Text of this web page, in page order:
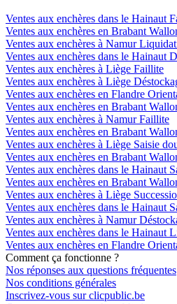
Ventes aux enchères dans le Hainaut
Ventes aux enchères en Brabant
Ventes aux enchères à Namur
Ventes aux enchères dans le Hainaut
Ventes aux enchères à Liège Faillite
Ventes aux enchères à Liège
Ventes aux enchères en Flandre
Ventes aux enchères en Brabant
Ventes aux enchères à Namur Faillite
Ventes aux enchères en Brabant
Ventes aux enchères à Liège Saisie
Ventes aux enchères en Brabant
Ventes aux enchères dans le Hainaut
Ventes aux enchères en Brabant
Ventes aux enchères à Liège
Ventes aux enchères dans le Hainaut
Ventes aux enchères à Namur
Ventes aux enchères dans le Hainaut
Ventes aux enchères en Flandre
Comment ça fonctionne ?
Nos réponses aux questions fréquentes
Nos conditions générales
Inscrivez-vous sur clicpublic.be